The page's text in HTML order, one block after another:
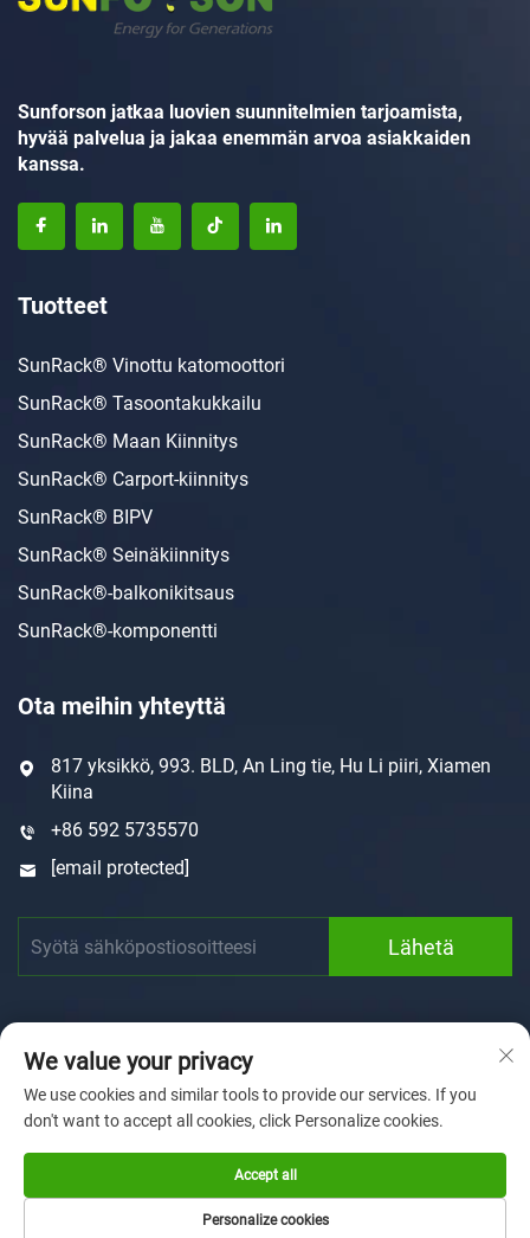
Sunforson jatkaa luovien suunnitelmien tarjoamista,
hyvää palvelua ja jakaa enemmän arvoa asiakkaiden
kanssa.
Tuotteet
SunRack® Vinottu katomoottori
SunRack® Tasoontakukkailu
SunRack® Maan Kiinnitys
SunRack® Carport-kiinnitys
SunRack® BIPV
SunRack® Seinäkiinnitys
SunRack®-balkonikitsaus
SunRack®-komponentti
Ota meihin yhteyttä
817 yksikkö, 993. BLD, An Ling tie, Hu Li piiri, Xiamen
Kiina
+86 592 5735570
[email protected]
Lähetä
Tekijänoikeudet © 2025 Xiamen Sunforson Power Co., Ltd
Tietosuojakäytäntö
Kotisivu Räätälöinti Meistä
Uutiset
Tuotantokapasiteetti
We value your privacy
We use cookies and similar tools to provide our services. If you
don't want to accept all cookies, click Personalize cookies.
Personalize cookies
Accept all